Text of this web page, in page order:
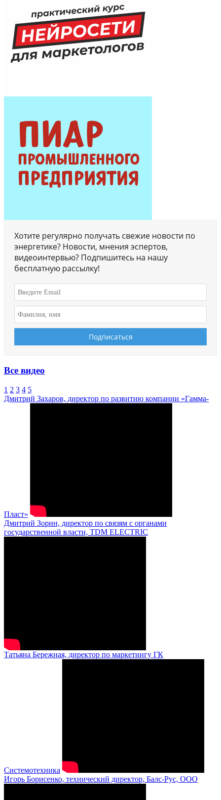
Хотите регулярно получать свежие новости по
энергетике? Новости, мнения эспертов,
видеоинтервью? Подпишитесь на нашу
бесплатную рассылку!
Все видео
1 2 3 4 5
Дмитрий Захаров, директор по развитию компании «Гамма-
Пласт»
Дмитрий Зорин, директор по связям с органами
государственной власти, TDM ELECTRIC
Татьяна Бережная, директор по маркетингу ГК
Системотехника
Игорь Борисенко, технический директор, Балс-Рус, ООО